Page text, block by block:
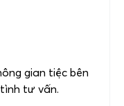
gian tiệc bên
tư vấn.